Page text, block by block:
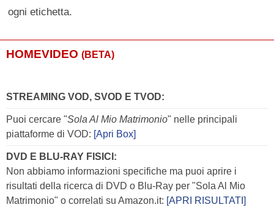
ogni etichetta.
HOMEVIDEO (BETA)
STREAMING VOD, SVOD E TVOD:
Puoi cercare "Sola Al Mio Matrimonio" nelle principali
piattaforme di VOD: [Apri Box]
DVD E BLU-RAY FISICI:
Non abbiamo informazioni specifiche ma puoi aprire i
risultati della ricerca di DVD o Blu-Ray per "Sola Al Mio
Matrimonio" o correlati su Amazon.it: [APRI RISULTATI]